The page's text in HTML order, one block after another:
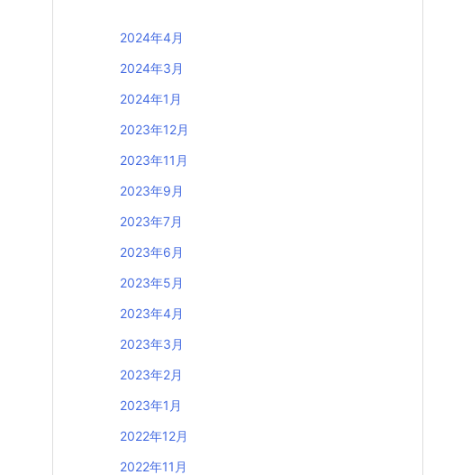
2024年4月
2024年3月
2024年1月
2023年12月
2023年11月
2023年9月
2023年7月
2023年6月
2023年5月
2023年4月
2023年3月
2023年2月
2023年1月
2022年12月
2022年11月